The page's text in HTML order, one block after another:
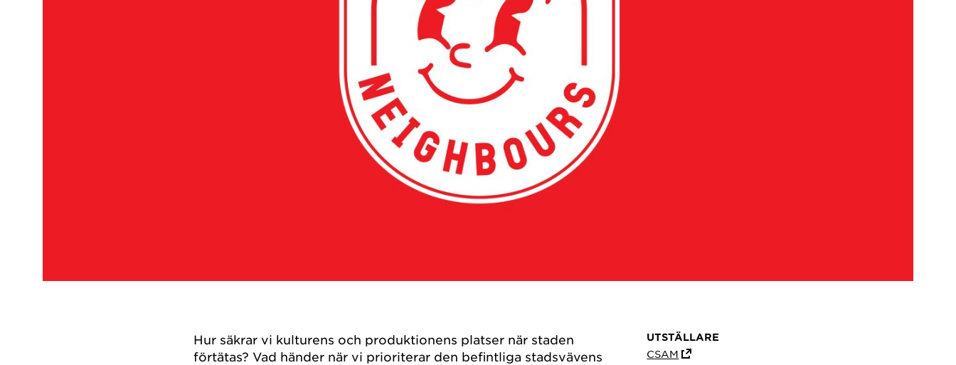
Hur säkrar vi kulturens och produktionens platser när staden
förtätas? Vad händer när vi prioriterar den befintliga stadsvävens
UTSTÄLLARE
CSAM